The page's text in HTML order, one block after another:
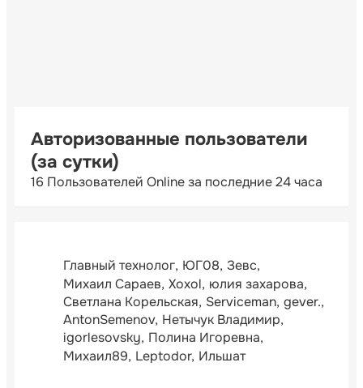
Авторизованные пользователи
(за сутки)
16 Пользователей Online за последние 24 часа
Главный технолог ЮГ08 Зевс
Михаил Сараев Xoxol юлия захарова
Светлана Корельская Serviceman gever.
AntonSemenov Нетычук Владимир
igorlesovsky Полина Игоревна
Михаил89 Leptodor Ильшат